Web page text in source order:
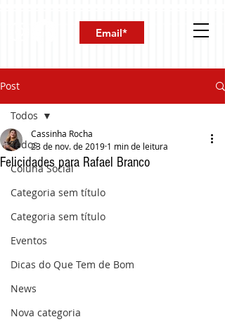
Post
Todos
Coluna Social
Categoria sem título
Categoria sem título
Eventos
Dicas do Que Tem de Bom
News
Nova categoria
Todos
Felicidades para Rafael Branco
Cassinha Rocha
23 de nov. de 2019 1 min de leitura